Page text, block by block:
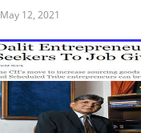
May 12, 2021